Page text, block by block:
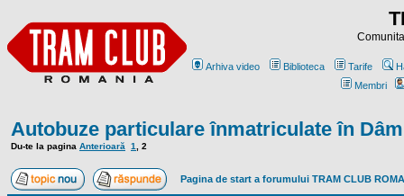
Arhiva video Biblioteca Tarife
Membri
Autobuze particulare înmatriculate în
Du-te la pagina Anterioară 1 2
Pagina de start a forumului TRAM CLUB